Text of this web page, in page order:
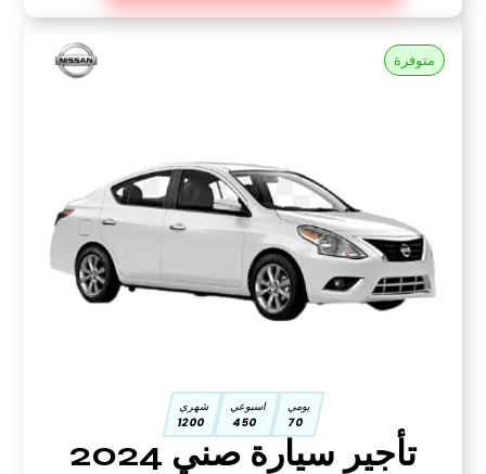
متوفرة
يومي
70
اسبوعي
450
شهري
1200
تأجير سيارة صني 2024